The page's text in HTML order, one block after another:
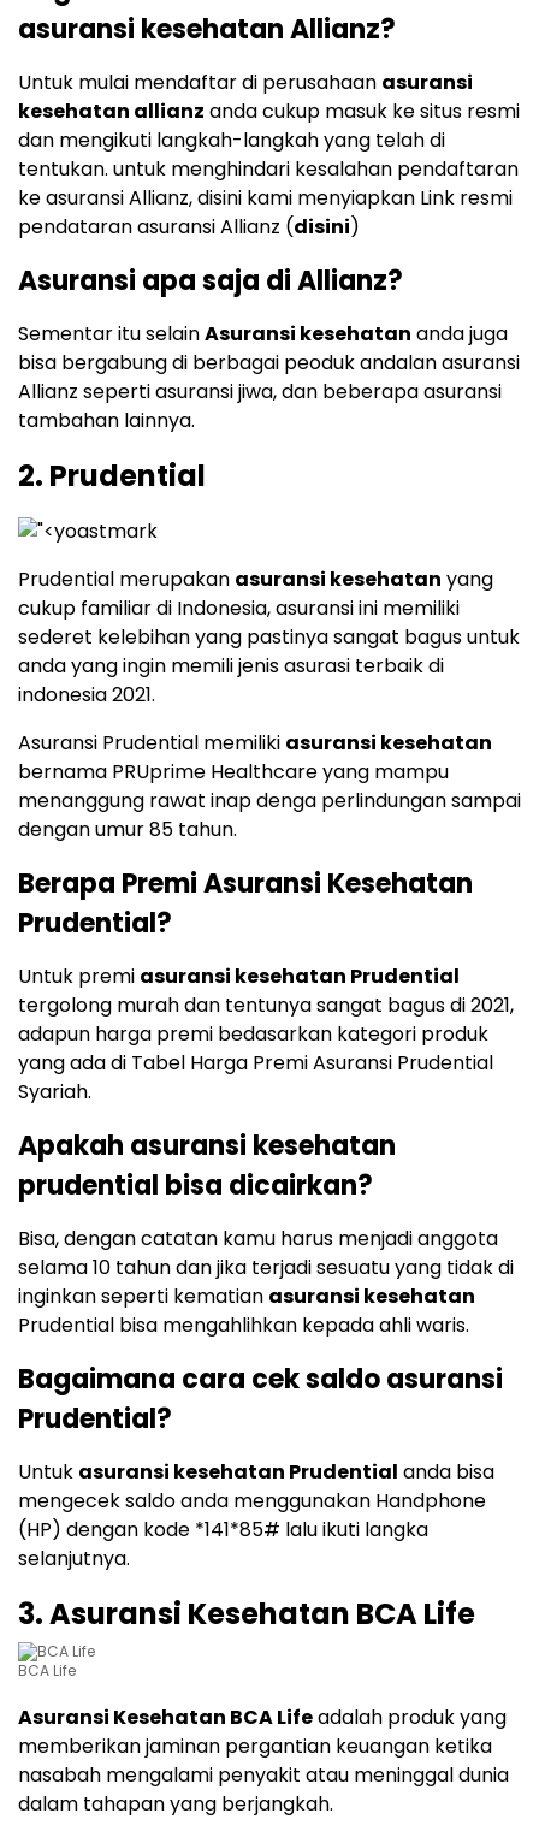
asuransi kesehatan Allianz?
Untuk mulai mendaftar di perusahaan asuransi
kesehatan allianz anda cukup masuk ke situs resmi
dan mengikuti langkah-langkah yang telah di
tentukan. untuk menghindari kesalahan pendaftaran
ke asuransi Allianz, disini kami menyiapkan Link resmi
pendataran asuransi Allianz (disini)
Asuransi apa saja di Allianz?
Sementar itu selainAsuransi kesehatan anda juga
bisa bergabung di berbagai peoduk andalan asuransi
Allianz seperti asuransi jiwa, dan beberapa asuransi
tambahan lainnya.
2. Prudential
Prudential merupakan asuransi kesehatan yang
cukup familiar di Indonesia, asuransi ini memiliki
sederet kelebihan yang pastinya sangat bagus untuk
anda yang ingin memili jenis asurasi terbaik di
indonesia 2021.
Asuransi Prudential memiliki asuransi kesehatan
bernama PRUprime Healthcare yang mampu
menanggung rawat inap denga perlindungan sampai
dengan umur 85 tahun.
Berapa Premi Asuransi Kesehatan
Prudential?
Untuk premi asuransi kesehatan Prudential
tergolong murah dan tentunya sangat bagus di 2021,
adapun harga premi bedasarkan kategori produk
yang ada di Tabel Harga Premi Asuransi Prudential
Syariah.
Apakah asuransi kesehatan
prudential bisa dicairkan?
Bisa, dengan catatan kamu harus menjadi anggota
selama 10 tahun dan jika terjadi sesuatu yang tidak di
inginkan seperti kematian asuransi kesehatan
Prudential bisa mengahlihkan kepada ahli waris.
Bagaimana cara cek saldo asuransi
Prudential?
Untuk asuransi kesehatan Prudential anda bisa
mengecek saldo anda menggunakan Handphone
(HP) dengan kode *141*85# lalu ikuti langka
selanjutnya.
3. Asuransi Kesehatan BCA Life
BCA Life
Asuransi Kesehatan BCA Lifeadalah produk yang
memberikan jaminan pergantian keuangan ketika
nasabah mengalami penyakit atau meninggal dunia
dalam tahapan yang berjangkah.